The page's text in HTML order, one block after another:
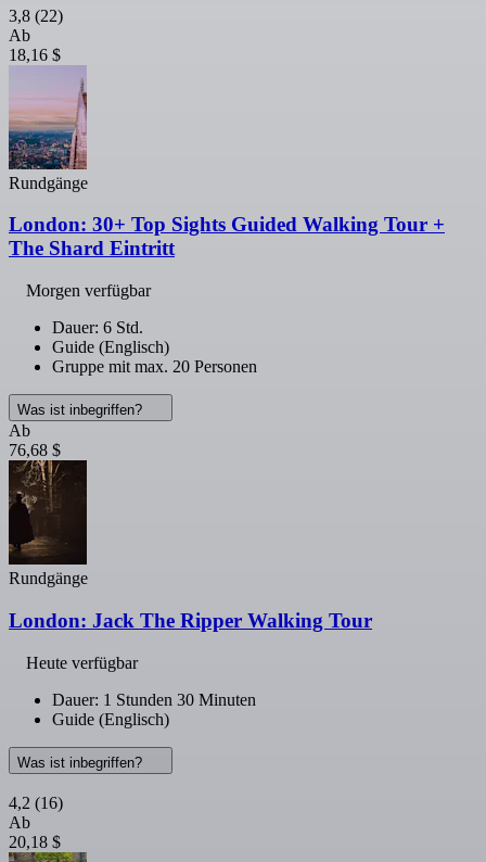
3,8 (22)
Ab
18,16 $
Rundgänge
London: 30+ Top Sights Guided Walking Tour +
The Shard Eintritt
Morgen verfügbar
Dauer: 6 Std.
Guide (Englisch)
Gruppe mit max. 20 Personen
Was ist inbegriffen?
Ab
76,68 $
Rundgänge
London: Jack The Ripper Walking Tour
Heute verfügbar
Dauer: 1 Stunden 30 Minuten
Guide (Englisch)
Was ist inbegriffen?
4,2 (16)
Ab
20,18 $